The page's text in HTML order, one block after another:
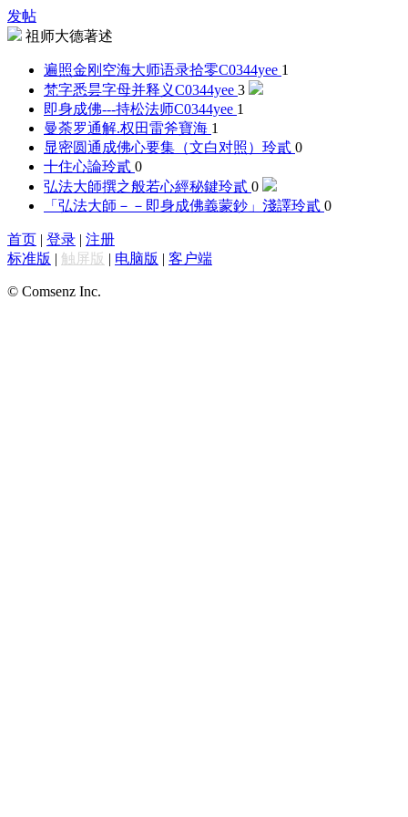
发帖
祖师大德著述
遍照金刚空海大师语录拾零C0344yee 1
梵字悉昙字母并释义C0344yee 3
即身成佛---持松法师C0344yee 1
曼荼罗通解.权田雷斧寶海 1
显密圆通成佛心要集（文白对照） 玲貳 0
十住心論玲貳 0
弘法大師撰之般若心經秘鍵玲貳 0
「弘法大師－－即身成佛義蒙鈔」淺譯玲貳 0
首页 | 登录 | 注册
标准版 | 触屏版 | 电脑版 | 客户端
© Comsenz Inc.